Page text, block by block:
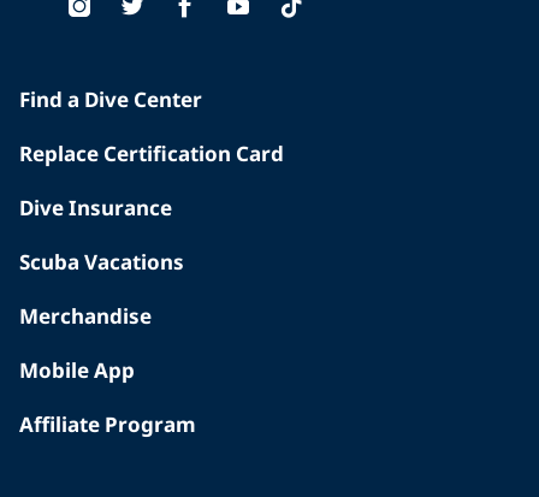
Find a Dive Center
Replace Certification Card
Dive Insurance
Scuba Vacations
Merchandise
Mobile App
Affiliate Program